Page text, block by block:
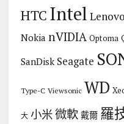
HTC Intel Lenovo
Nokia nVIDIA Optoma
SanDisk Seagate
Type-C Viewsonic WD
大 小米微軟 戴爾 羅